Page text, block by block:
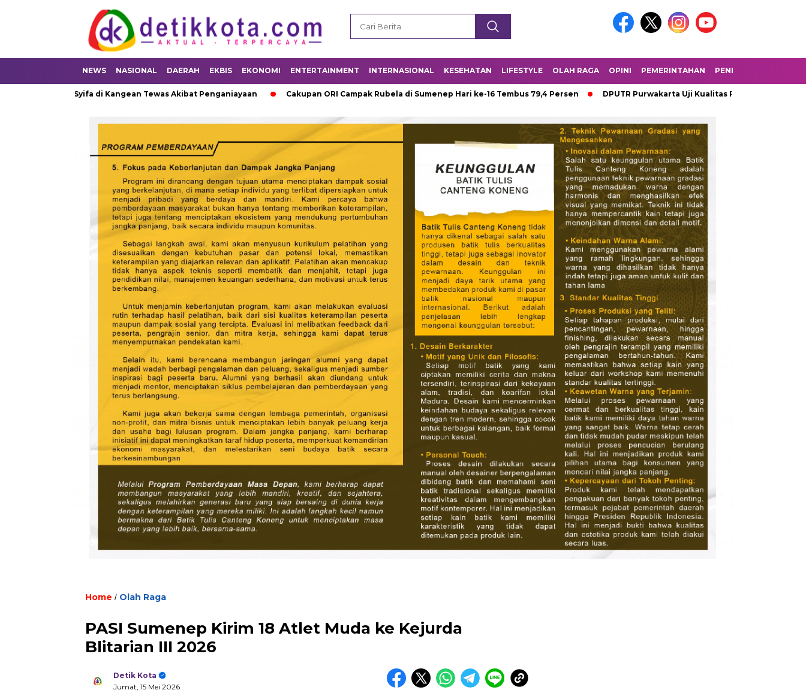
NEWS NASIONAL DAERAH EKBIS EKONOMI ENTERTAINMENT INTERNASIONAL KESEHATAN LIFESTYLE OLAH RAGA OPINI PEMERINTAHAN PENDIDIKAN
Bayi Syifa di Kangean Tewas Akibat Penganiayaan Cakupan ORI Campak Rubela di Sumenep Hari ke-16 Tembus 79,4 Persen DPUTR Purwakarta Uji Kualitas Pasir Proyek Infrastruktur
Home / Olah Raga
PASI Sumenep Kirim 18 Atlet Muda ke Kejurda
Blitarian III 2026
Detik Kota
Jumat, 15 Mei 2026